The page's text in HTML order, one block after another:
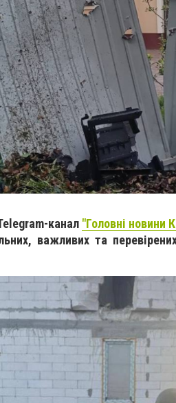
канал "Головні новини
важливих та